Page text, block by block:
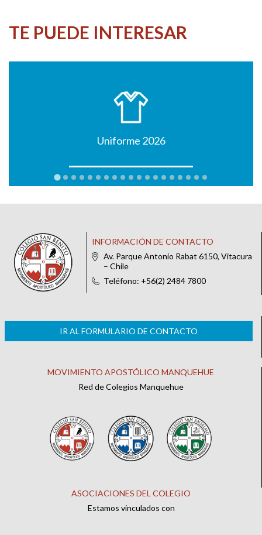
TE PUEDE INTERESAR
Uniforme 2026
INFORMACIÓN DE CONTACTO
Av. Parque Antonio Rabat 6150, Vitacura
– Chile
Teléfono: +56(2) 2484 7800
IR AL FORMULARIO DE CONTACTO
MOVIMIENTO APOSTÓLICO MANQUEHUE
Red de Colegios Manquehue
ASOCIACIONES DEL COLEGIO
Estamos vinculados con